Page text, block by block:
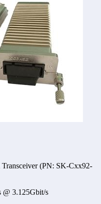
(PN: SK-Cxx92-
3.125Gbit/s